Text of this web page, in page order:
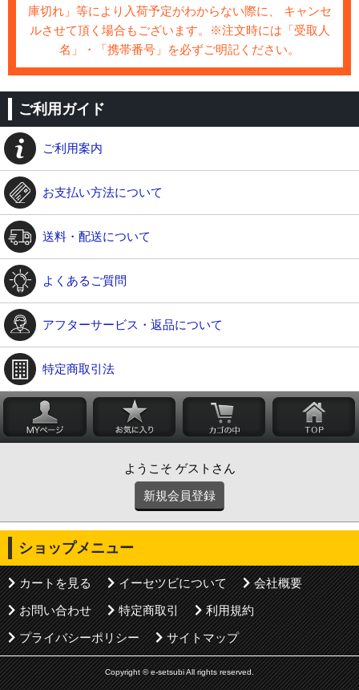
庫切れ」等により入荷予定がわからない際に、 キャンセ
ルさせて頂く場合もございます。※注文時には「受取人
名」・「携帯番号」を必ずご明記ください。
ご利用ガイド
ご利用案内
お支払い方法について
送料・配送について
よくあるご質問
アフターサービス・返品について
特定商取引法
ようこそ ゲストさん
新規会員登録
ショップメニュー
カートを見る イーセツビについて
会社概要
お問い合わせ
特定商取引
利用規約
プライバシーポリシー
サイトマップ
Copyright © e-setsubi All rights reserved.